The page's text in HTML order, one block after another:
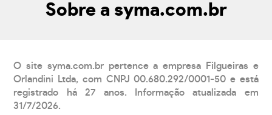
Sobre a syma.com.br
O site syma.com.br pertence a empresa Filgueiras e
Orlandini Ltda, com CNPJ 00.680.292/0001-50 e está
registrado há 27 anos. Informação atualizada em
31/7/2026.